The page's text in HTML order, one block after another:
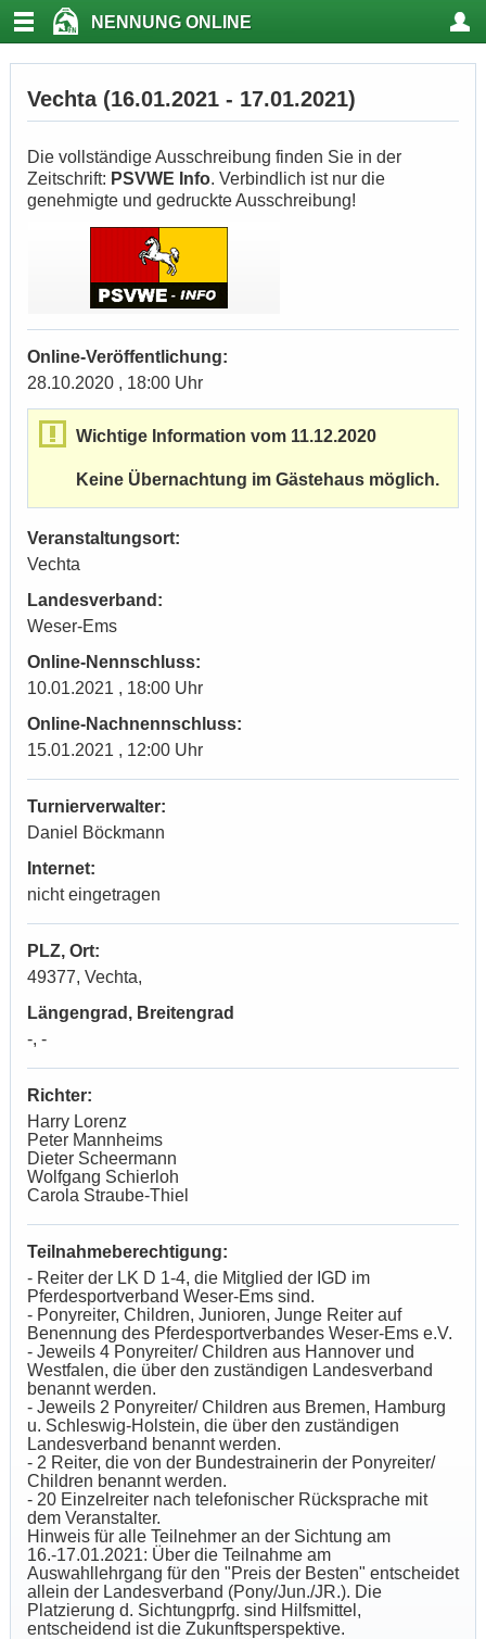
NENNUNG ONLINE
Vechta (16.01.2021 - 17.01.2021)
Die vollständige Ausschreibung finden Sie in der
Zeitschrift: PSVWE Info. Verbindlich ist nur die
genehmigte und gedruckte Ausschreibung!
Online-Veröffentlichung:
28.10.2020 , 18:00 Uhr
Wichtige Information vom 11.12.2020
Keine Übernachtung im Gästehaus möglich.
Veranstaltungsort:
Vechta
Landesverband:
Weser-Ems
Online-Nennschluss:
10.01.2021 , 18:00 Uhr
Online-Nachnennschluss:
15.01.2021 , 12:00 Uhr
Turnierverwalter:
Daniel Böckmann
Internet:
nicht eingetragen
PLZ, Ort:
49377, Vechta,
Längengrad, Breitengrad
-, -
Richter:
Harry Lorenz
Peter Mannheims
Dieter Scheermann
Wolfgang Schierloh
Carola Straube-Thiel
Teilnahmeberechtigung:
- Reiter der LK D 1-4, die Mitglied der IGD im
Pferdesportverband Weser-Ems sind.
- Ponyreiter, Children, Junioren, Junge Reiter auf
Benennung des Pferdesportverbandes Weser-Ems e.V.
- Jeweils 4 Ponyreiter/ Children aus Hannover und
Westfalen, die über den zuständigen Landesverband
benannt werden.
- Jeweils 2 Ponyreiter/ Children aus Bremen, Hamburg
u. Schleswig-Holstein, die über den zuständigen
Landesverband benannt werden.
- 2 Reiter, die von der Bundestrainerin der Ponyreiter/
Children benannt werden.
- 20 Einzelreiter nach telefonischer Rücksprache mit
dem Veranstalter.
Hinweis für alle Teilnehmer an der Sichtung am
16.-17.01.2021: Über die Teilnahme am
Auswahllehrgang für den "Preis der Besten" entscheidet
allein der Landesverband (Pony/Jun./JR.). Die
Platzierung d. Sichtungprfg. sind Hilfsmittel,
entscheidend ist die Zukunftsperspektive.